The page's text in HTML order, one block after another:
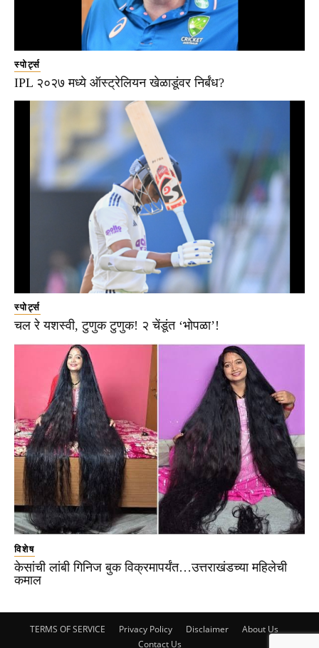
स्पोर्ट्स
IPL २०२७ मध्ये ऑस्ट्रेलियन खेळाडूंवर निर्बंध?
स्पोर्ट्स
चल रे यशस्वी, टुणुक टुणुक! २ चेंडूंत ‘भोपळा’!
विशेष
केसांची लांबी गिनिज बुक विक्रमापर्यंत…उत्तराखंडच्या महिलेची
कमाल
TERMS OF SERVICE Privacy Policy Disclaimer
About Us
Contact Us